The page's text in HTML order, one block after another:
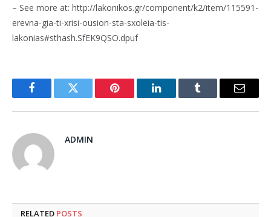
– See more at: http://lakonikos.gr/component/k2/item/115591-
erevna-gia-ti-xrisi-ousion-sta-sxoleia-tis-
lakonias#sthash.SfEK9QSO.dpuf
FacebookTwitter Pinterest LinkedInTumblr Email
ADMIN
RELATED POSTS